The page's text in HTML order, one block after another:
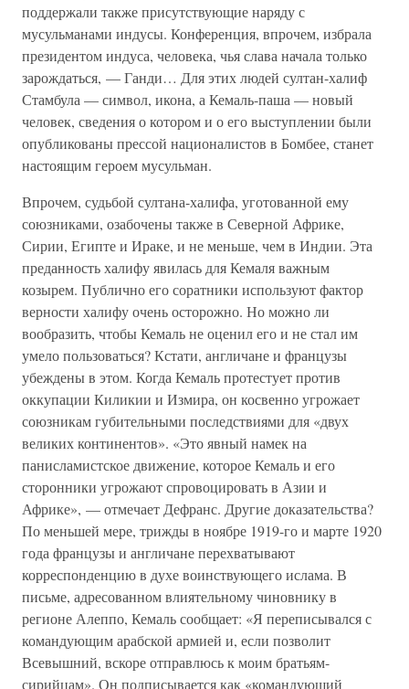
поддержали также присутствующие наряду с
мусульманами индусы. Конференция, впрочем, избрала
президентом индуса, человека, чья слава начала только
зарождаться, — Ганди… Для этих людей султан-халиф
Стамбула — символ, икона, а Кемаль-паша — новый
человек, сведения о котором и о его выступлении были
опубликованы прессой националистов в Бомбее, станет
настоящим героем мусульман.
Впрочем, судьбой султана-халифа, уготованной ему
союзниками, озабочены также в Северной Африке,
Сирии, Египте и Ираке, и не меньше, чем в Индии. Эта
преданность халифу явилась для Кемаля важным
козырем. Публично его соратники используют фактор
верности халифу очень осторожно. Но можно ли
вообразить, чтобы Кемаль не оценил его и не стал им
умело пользоваться? Кстати, англичане и французы
убеждены в этом. Когда Кемаль протестует против
оккупации Киликии и Измира, он косвенно угрожает
союзникам губительными последствиями для «двух
великих континентов». «Это явный намек на
панисламистское движение, которое Кемаль и его
сторонники угрожают спровоцировать в Азии и
Африке», — отмечает Дефранс. Другие доказательства?
По меньшей мере, трижды в ноябре 1919-го и марте 1920
года французы и англичане перехватывают
корреспонденцию в духе воинствующего ислама. В
письме, адресованном влиятельному чиновнику в
регионе Алеппо, Кемаль сообщает: «Я переписывался с
командующим арабской армией и, если позволит
Всевышний, вскоре отправлюсь к моим братьям-
сирийцам». Он подписывается как «командующий